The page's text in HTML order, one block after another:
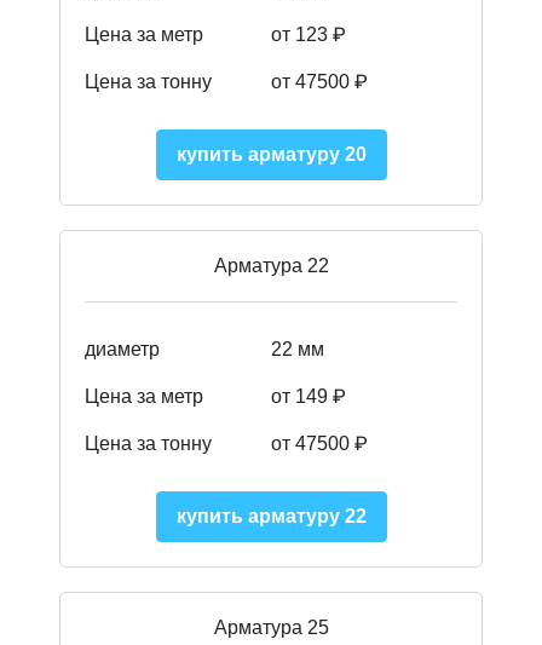
Цена за метр от 123 ₽
Цена за тонну от 47500 ₽
купить арматуру 20
Арматура 22
диаметр 22 мм
Цена за метр от 149 ₽
Цена за тонну от 47500 ₽
купить арматуру 22
Арматура 25